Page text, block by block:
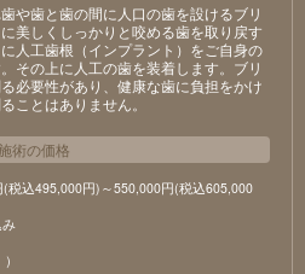
や歯と歯の間に人口の歯を設けるブリ
美しくしっかりと咬める歯を取り戻す
人工歯根（インプラント）をご自身の
その上に人工の歯を装着します。ブリ
必要性があり、健康な歯に負担をかけ
ことはありません。
術の価格
(税込495,000円)～550,000円(税込605,000